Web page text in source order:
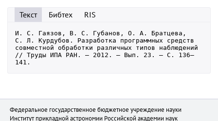
Текст Бибтех RIS
И. С. Гаязов, В. С. Губанов, О. А. Братцева,
С. Л. Курдубов. Разработка программных средств
совместной обработки различных типов наблюдений
// Труды ИПА РАН. — 2012. — Вып. 23. — С. 136–
141.
Федеральное государственное бюджетное учреждение науки
Институт прикладной астрономии Российской академии наук